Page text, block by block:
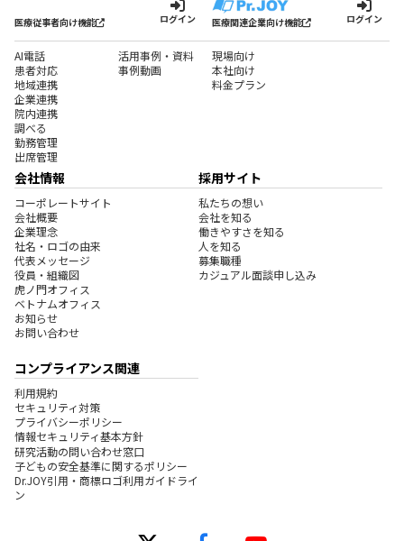
医療従事者向け機能 ログイン
AI電話
患者対応
地域連携
企業連携
院内連携
調べる
勤務管理
出席管理
活用事例・資料
事例動画
医療関連企業向け機能 ログイン
現場向け
本社向け
料金プラン
会社情報
コーポレートサイト
会社概要
企業理念
社名・ロゴの由来
代表メッセージ
役員・組織図
虎ノ門オフィス
ベトナムオフィス
お知らせ
お問い合わせ
採用サイト
私たちの想い
会社を知る
働きやすさを知る
人を知る
募集職種
カジュアル面談申し込み
コンプライアンス関連
利用規約
セキュリティ対策
プライバシーポリシー
情報セキュリティ基本方針
研究活動の問い合わせ窓口
子どもの安全基準に関するポリシー
Dr.JOY引用・商標ロゴ利用ガイドライ
ン